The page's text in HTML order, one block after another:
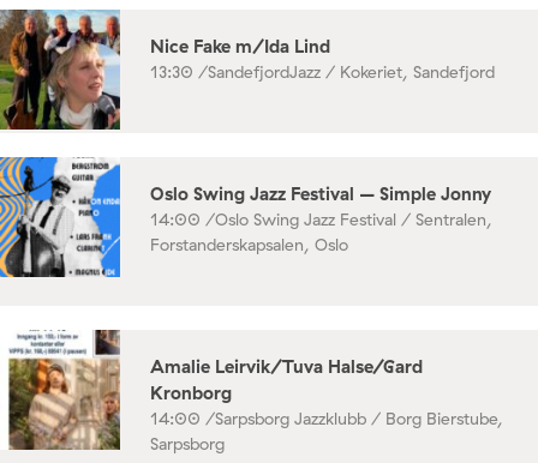
Nice Fake m/Ida Lind
13:30 /SandefjordJazz / Kokeriet, Sandefjord
Oslo Swing Jazz Festival – Simple Jonny
14:00 /Oslo Swing Jazz Festival / Sentralen,
Forstanderskapsalen, Oslo
Amalie Leirvik/Tuva Halse/Gard
Kronborg
14:00 /Sarpsborg Jazzklubb / Borg Bierstube,
Sarpsborg